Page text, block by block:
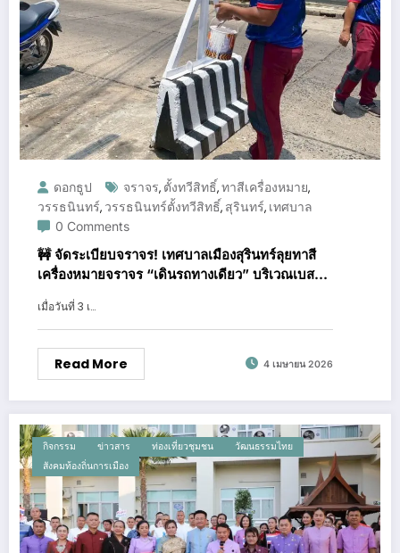
ดอกธูป จราจร, ตั้งทวีสิทธิ์,ทาสีเครื่องหมาย,
วรรธนินทร์, วรรธนินทร์ตั้งทวีสิทธิ์, สุรินทร์, เทศบาล
0 Comments
🚧 จัดระเบียบจราจร! เทศบาลเมืองสุรินทร์ลุยทาสี
เครื่องหมายจราจร “เดินรถทางเดียว” บริเวณเบส
📍
เมื่อวันที่ 3 เ…
Read More 4 เมษายน 2026
กิจกรรม ข่าวสาร ท่องเที่ยวชุมชน
วัฒนธรรมไทย
สังคมท้องถิ่นการเมือง